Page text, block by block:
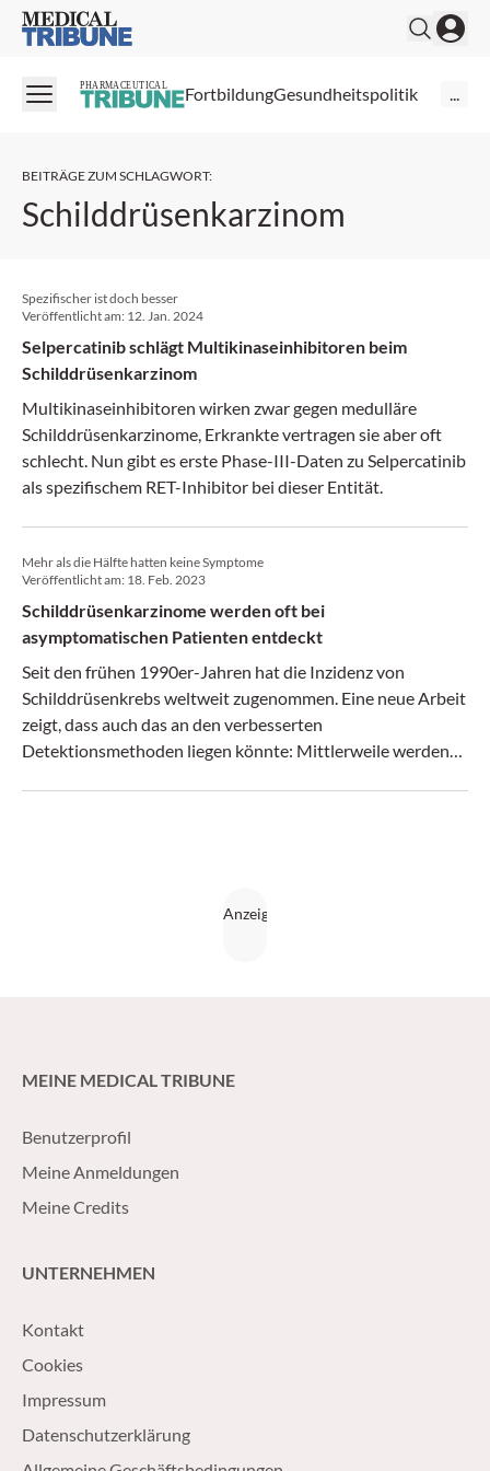
Medical Tribune
PHARMACEUTICAL FortbildungGesundheitspolitik ...
BEITRÄGE ZUM SCHLAGWORT:
Schilddrüsenkarzinom
Spezifischer ist doch besser
Veröffentlicht am: 12. Jan. 2024
Selpercatinib schlägt Multikinaseinhibitoren beim
Schilddrüsenkarzinom
Multikinaseinhibitoren wirken zwar gegen medulläre
Schilddrüsenkarzinome, Erkrankte vertragen sie aber oft
schlecht. Nun gibt es erste Phase-III-Daten zu Selpercatinib
als spezifischem RET-Inhibitor bei dieser Entität.
Mehr als die Hälfte hatten keine Symptome
Veröffentlicht am: 18. Feb. 2023
Schilddrüsenkarzinome werden oft bei
asymptomatischen Patienten entdeckt
Seit den frühen 1990er-Jahren hat die Inzidenz von
Schilddrüsenkrebs weltweit zugenommen. Eine neue Arbeit
zeigt, dass auch das an den verbesserten
Detektionsmethoden liegen könnte: Mittlerweile werden
MEINE MEDICAL TRIBUNE
Benutzerprofil
Meine Anmeldungen
Meine Credits
UNTERNEHMEN
Kontakt
Cookies
Impressum
Datenschutzerklärung